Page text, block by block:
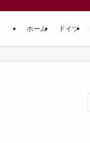
ホーム ドイツ